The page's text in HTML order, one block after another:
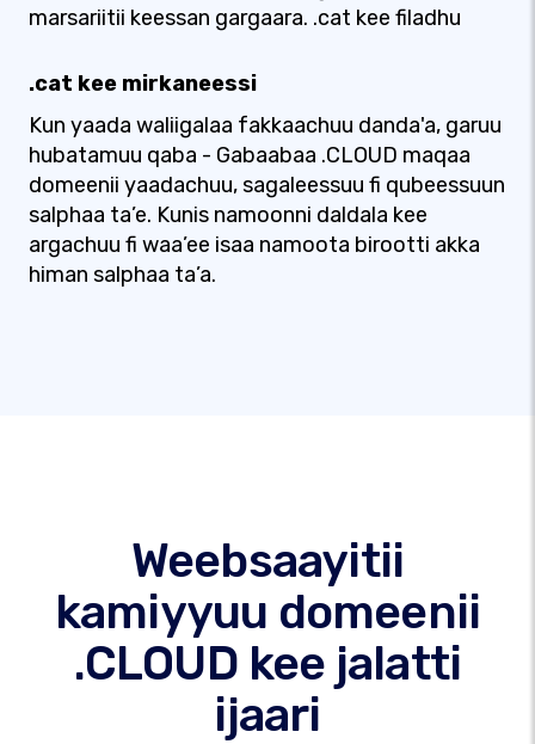
marsariitii keessan gargaara. .cat kee filadhu
.cat kee mirkaneessi
Kun yaada waliigalaa fakkaachuu danda'a, garuu
hubatamuu qaba - Gabaabaa .CLOUD maqaa
domeenii yaadachuu, sagaleessuu fi qubeessuun
salphaa ta’e. Kunis namoonni daldala kee
argachuu fi waa’ee isaa namoota birootti akka
himan salphaa ta’a.
Weebsaayitii
kamiyyuu domeenii
.CLOUD kee jalatti
ijaari